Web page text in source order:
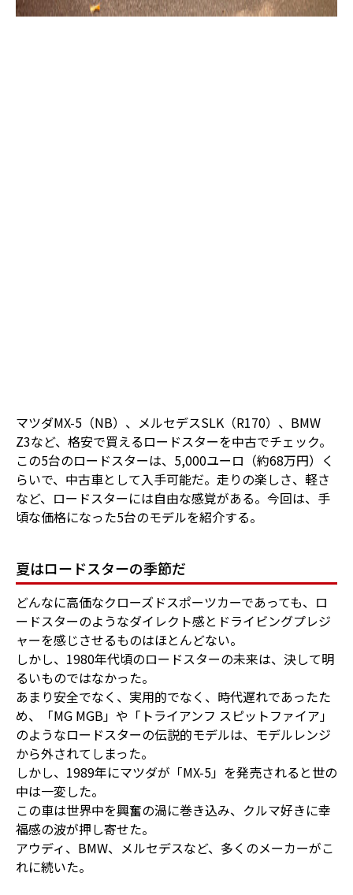
マツダMX-5（NB）、メルセデスSLK（R170）、BMW
Z3など、格安で買えるロードスターを中古でチェック。
この5台のロードスターは、5,000ユーロ（約68万円）く
らいで、中古車として入手可能だ。走りの楽しさ、軽さ
など、ロードスターには自由な感覚がある。今回は、手
頃な価格になった5台のモデルを紹介する。
夏はロードスターの季節だ
どんなに高価なクローズドスポーツカーであっても、ロ
ードスターのようなダイレクト感とドライビングプレジ
ャーを感じさせるものはほとんどない。
しかし、1980年代頃のロードスターの未来は、決して明
るいものではなかった。
あまり安全でなく、実用的でなく、時代遅れであったた
め、「MG MGB」や「トライアンフ スピットファイア」
のようなロードスターの伝説的モデルは、モデルレンジ
から外されてしまった。
しかし、1989年にマツダが「MX-5」を発売されると世の
中は一変した。
この車は世界中を興奮の渦に巻き込み、クルマ好きに幸
福感の波が押し寄せた。
アウディ、BMW、メルセデスなど、多くのメーカーがこ
れに続いた。